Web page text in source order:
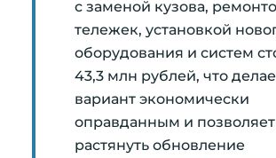
с заменой кузова,
тележек, установкой
оборудования и систем
43,3 млн рублей, что
вариант экономически
оправданным и позволяет
растянуть обновление